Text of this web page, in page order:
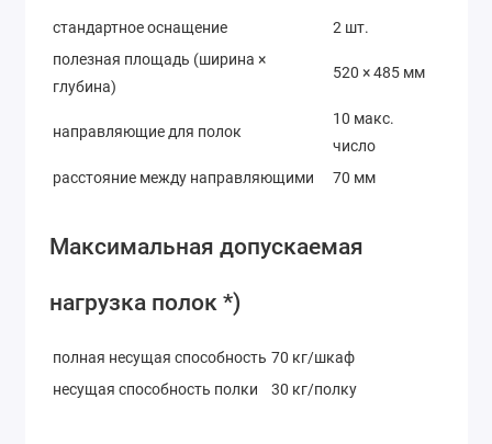
стандартное оснащение
2 шт.
полезная площадь (ширина ×
глубина)
520 × 485 мм
направляющие для полок
10 макс.
число
расстояние между направляющими
70 мм
Максимальная допускаемая
нагрузка полок *)
полная несущая способность 70 кг/шкаф
несущая способность полки
30 кг/полку